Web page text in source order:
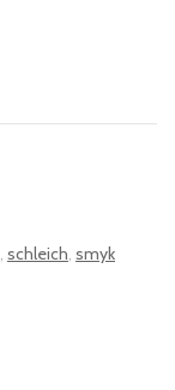
, schleich, smyk